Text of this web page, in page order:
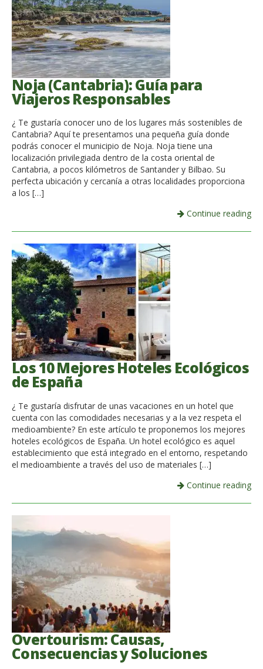
Noja (Cantabria): Guía para
Viajeros Responsables
¿ Te gustaría conocer uno de los lugares más sostenibles de
Cantabria? Aquí te presentamos una pequeña guía donde
podrás conocer el municipio de Noja. Noja tiene una
localización privilegiada dentro de la costa oriental de
Cantabria, a pocos kilómetros de Santander y Bilbao. Su
perfecta ubicación y cercanía a otras localidades proporciona
a los […]
Continue reading
Los 10 Mejores Hoteles Ecológicos
de España
¿ Te gustaría disfrutar de unas vacaciones en un hotel que
cuenta con las comodidades necesarias y a la vez respeta el
medioambiente? En este artículo te proponemos los mejores
hoteles ecológicos de España. Un hotel ecológico es aquel
establecimiento que está integrado en el entorno, respetando
el medioambiente a través del uso de materiales […]
Continue reading
Overtourism: Causas,
Consecuencias y Soluciones